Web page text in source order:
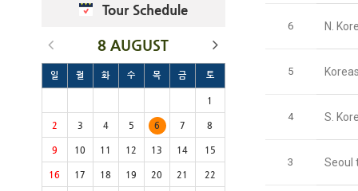
Tour Schedule
8 AUGUST
일 월 화 수 목 금 토
1
2 3 4 5 6 7 8
9 10 11 12 13 14 15
16 17 18 19 20 21 22
6 N.
5
4 S.
3 Seoul